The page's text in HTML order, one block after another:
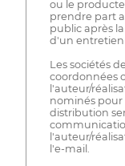
ou le
prendre part
public après
d'un entretien
Les sociétés
coordonnées
l'auteur/
nominés pour
distribution
l'auteur/
l'e-mail.